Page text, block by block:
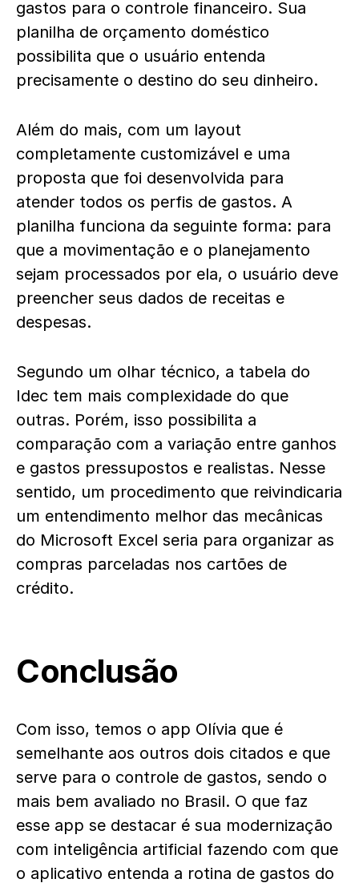
gastos para o controle financeiro. Sua
planilha de orçamento doméstico
possibilita que o usuário entenda
precisamente o destino do seu dinheiro.
Além do mais, com um layout
completamente customizável e uma
proposta que foi desenvolvida para
atender todos os perfis de gastos. A
planilha funciona da seguinte forma: para
que a movimentação e o planejamento
sejam processados por ela, o usuário deve
preencher seus dados de receitas e
despesas.
Segundo um olhar técnico, a tabela do
Idec tem mais complexidade do que
outras. Porém, isso possibilita a
comparação com a variação entre ganhos
e gastos pressupostos e realistas. Nesse
sentido, um procedimento que reivindicaria
um entendimento melhor das mecânicas
do Microsoft Excel seria para organizar as
compras parceladas nos cartões de
crédito.
Conclusão
Com isso, temos o app Olívia que é
semelhante aos outros dois citados e que
serve para o controle de gastos, sendo o
mais bem avaliado no Brasil. O que faz
esse app se destacar é sua modernização
com inteligência artificial fazendo com que
o aplicativo entenda a rotina de gastos do